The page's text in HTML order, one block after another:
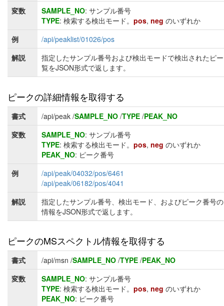
変数
SAMPLE_NO: サンプル番号
TYPE: 検索する検出モード。 pos, neg のいずれか
例
/api/peaklist/01026/pos
解説
指定したサンプル番号および検出モードで検出されたピ
覧をJSON形式で返します。
ピークの詳細情報を取得する
書式 /api/peak /SAMPLE_NO /TYPE /PEAK_NO
変数
SAMPLE_NO: サンプル番号
TYPE: 検索する検出モード。 pos, neg のいずれか
PEAK_NO: ピーク番号
例
/api/peak/04032/pos/6461
/api/peak/06182/pos/4041
解説
指定したサンプル番号、検出モード、およびピーク番号
情報をJSON形式で返します。
ピークのMSスペクトル情報を取得する
書式 /api/msn /SAMPLE_NO /TYPE /PEAK_NO
変数
SAMPLE_NO: サンプル番号
TYPE: 検索する検出モード。 pos, neg のいずれか
PEAK_NO: ピーク番号